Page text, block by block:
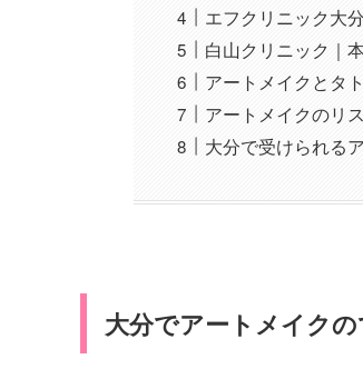
エフクリニック大
白山クリニック｜
アートメイクとタ
アートメイクのリ
大分で受けられる
大分でアートメイク